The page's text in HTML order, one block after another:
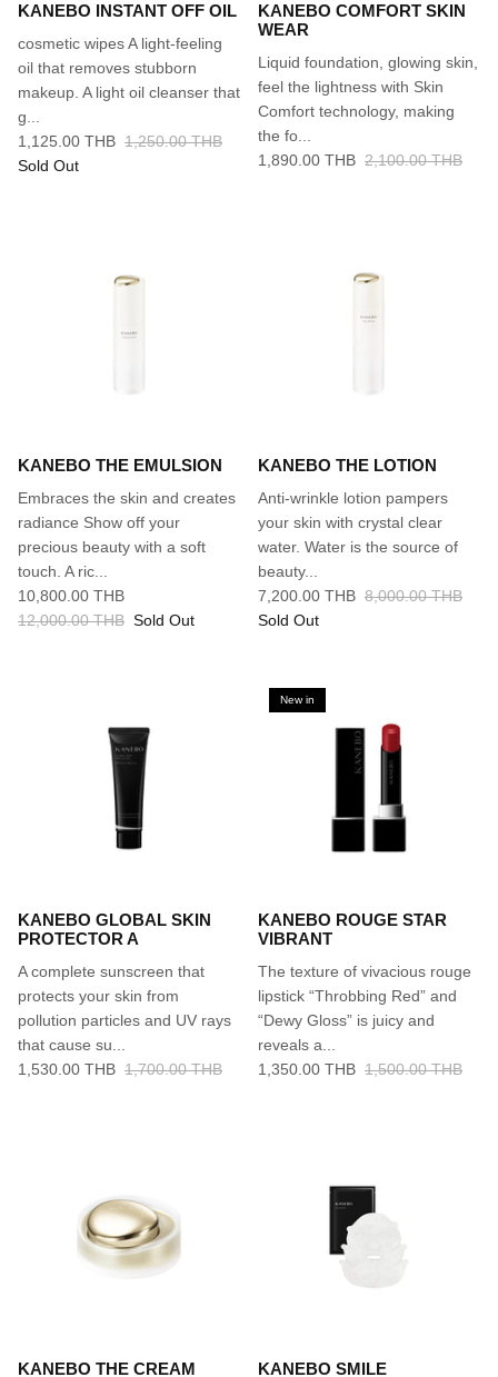
KANEBO INSTANT OFF OIL
cosmetic wipes A light-feeling
oil that removes stubborn
makeup. A light oil cleanser that
g...
1,125.00 THB 1,250.00 THB
Sold Out
KANEBO COMFORT SKIN
WEAR
Liquid foundation, glowing skin,
feel the lightness with Skin
Comfort technology, making
the fo...
1,890.00 THB 2,100.00 THB
KANEBO THE EMULSION
Embraces the skin and creates
radiance Show off your
precious beauty with a soft
touch. A ric...
10,800.00 THB
12,000.00 THB Sold Out
KANEBO THE LOTION
Anti-wrinkle lotion pampers
your skin with crystal clear
water. Water is the source of
beauty...
7,200.00 THB 8,000.00 THB
Sold Out
KANEBO GLOBAL SKIN
PROTECTOR A
A complete sunscreen that
protects your skin from
pollution particles and UV rays
that cause su...
1,530.00 THB 1,700.00 THB
New in
KANEBO ROUGE STAR
VIBRANT
The texture of vivacious rouge
lipstick “Throbbing Red” and
“Dewy Gloss” is juicy and
reveals a...
1,350.00 THB 1,500.00 THB
KANEBO THE CREAM KANEBO SMILE